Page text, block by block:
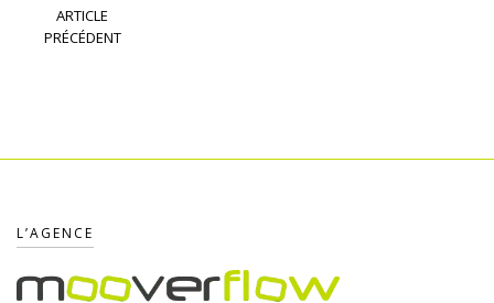
ARTICLE
PRÉCÉDENT
L’AGENCE